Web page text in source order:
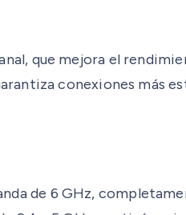
que mejora el
conexiones más
de 6 GHz,